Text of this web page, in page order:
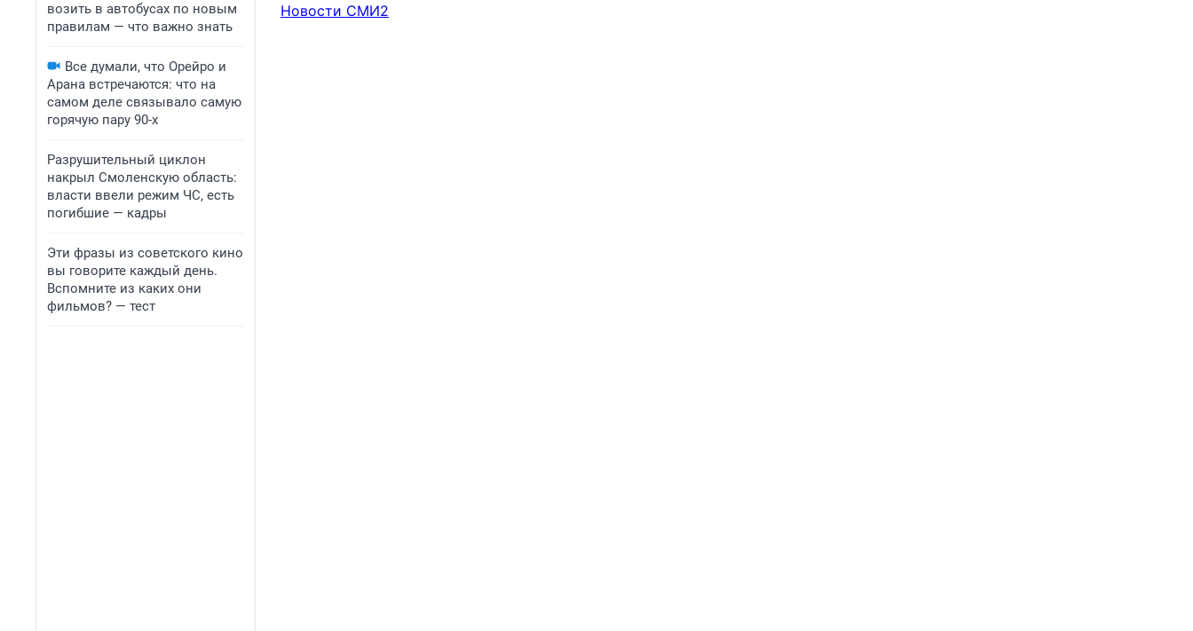
возить в автобусах по новым
правилам — что важно знать
Все думали, что Орейро и
Арана встречаются: что на
самом деле связывало самую
горячую пару 90-х
Разрушительный циклон
накрыл Смоленскую область:
власти ввели режим ЧС, есть
погибшие — кадры
Эти фразы из советского кино
вы говорите каждый день.
Вспомните из каких они
фильмов? — тест
Новости СМИ2